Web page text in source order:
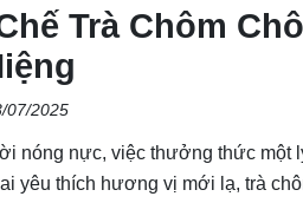
Trà Chôm
07/2025
nóng nực, việc thưởng thức một
yêu thích hương vị mới lạ, trà